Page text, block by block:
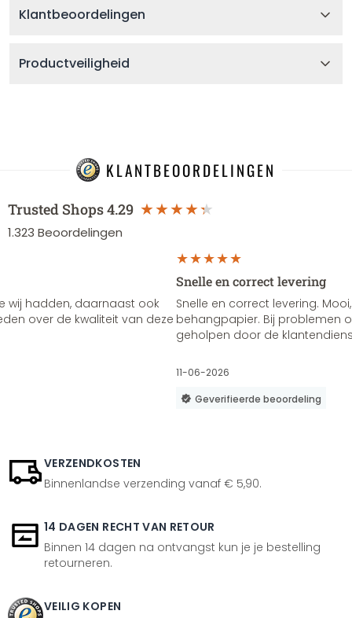
Klantbeoordelingen
Productveiligheid
KLANTBEOORDELINGEN
Trusted Shops4.29
1.323 Beoordelingen
wij hadden, daarnaast ook
over de kwaliteit van deze
Snelle en correct levering
Snelle en correct levering.
behangpapier. Bij problemen
geholpen door de
11-06-2026
Geverifieerde beoordeling
VERZENDKOSTEN
Binnenlandse verzending vanaf € 5,90.
14 DAGEN RECHT VAN RETOUR
Binnen 14 dagen na ontvangst kun je je bestelling
retourneren.
VEILIG KOPEN